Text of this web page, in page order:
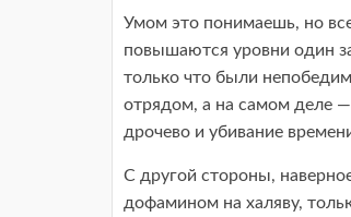
Умом это понимаешь, но
повышаются уровни один
только что были
отрядом, а на самом деле
дрочево и убивание
С другой стороны,
дофамином на халяву,